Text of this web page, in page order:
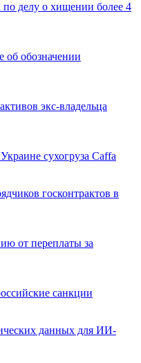
делу о хищении более 4
об обозначении
экс-владельца
сухогруза Caffa
госконтрактов в
от переплаты за
санкции
данных для ИИ-